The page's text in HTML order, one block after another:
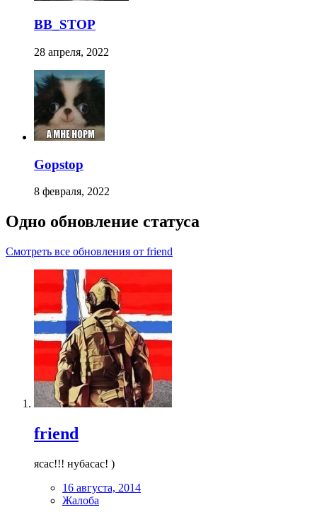
BB_STOP
28 апреля, 2022
Gopstop
8 февраля, 2022
Одно обновление статуса
Смотреть все обновления от friend
friend
ясас!!! нубасас! )
16 августа, 2014
Жалоба